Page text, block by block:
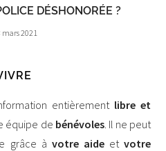
DÉSHONORÉE ?
mars 2021
entièrement libre et
équipe de bénévoles. Il ne peut
grâce à votre aideet votre